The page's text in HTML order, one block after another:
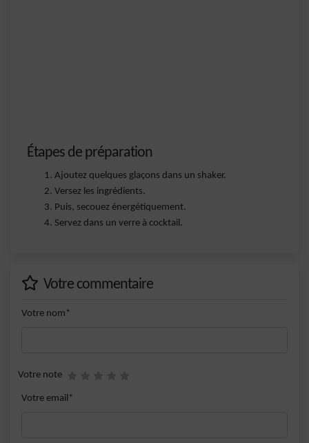
Étapes de préparation
Ajoutez quelques glaçons dans un shaker.
Versez les ingrédients.
Puis, secouez énergétiquement.
Servez dans un verre à cocktail.
Votre commentaire
Votre nom*
Votre note
Votre email*